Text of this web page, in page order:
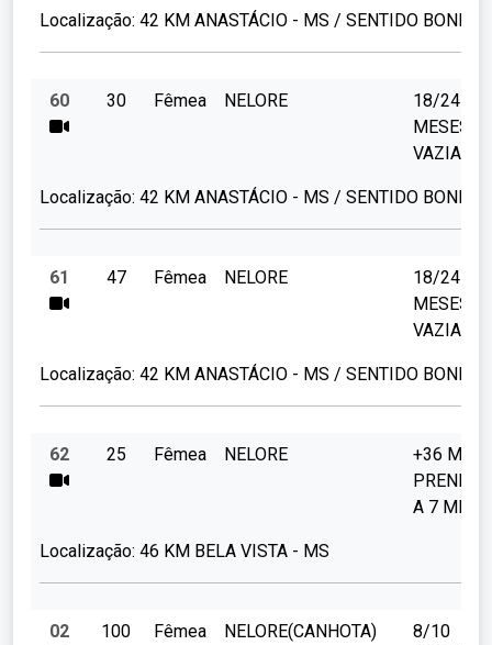
Localização: 42 KM ANASTÁCIO - MS / SENTIDO BONITO
60 30 Fêmea NELORE
18/24
MESES
VAZIAS
Localização: 42 KM ANASTÁCIO - MS / SENTIDO BONITO
61 47 Fêmea NELORE
18/24
MESES
VAZIAS
Localização: 42 KM ANASTÁCIO - MS / SENTIDO BONITO
62 25 Fêmea NELORE
+36
A 7
Localização: 46 KM BELA VISTA - MS
02 100 Fêmea NELORE(CANHOTA)
8/10